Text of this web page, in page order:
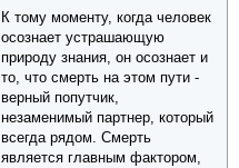
К тому моменту, когда человек
осознает устрашающую
природу знания, он осознает и
то, что смерть на этом пути -
верный попутчик,
незаменимый партнер, который
всегда рядом. Смерть
является главным фактором,